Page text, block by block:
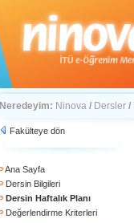
Neredeyim: Ninova / Dersler /
Fakülteye dön
Ana Sayfa
Dersin Bilgileri
Dersin Haftalık Planı
Değerlendirme Kriterleri